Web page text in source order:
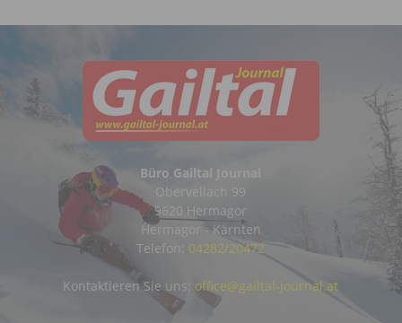
Büro Gailtal Journal
Obervellach 99
9620 Hermagor
Hermagor - Kärnten
Telefon: 04282/20472
Kontaktieren Sie uns: office@gailtal-journal.at